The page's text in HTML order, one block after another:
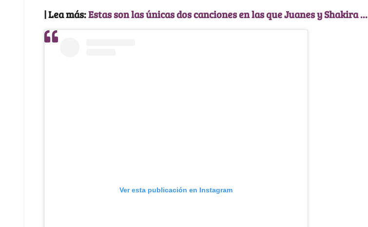
| Lea más:Estas son las únicas dos canciones en las que Juanes y Shakira ...
Ver esta publicación en Instagram